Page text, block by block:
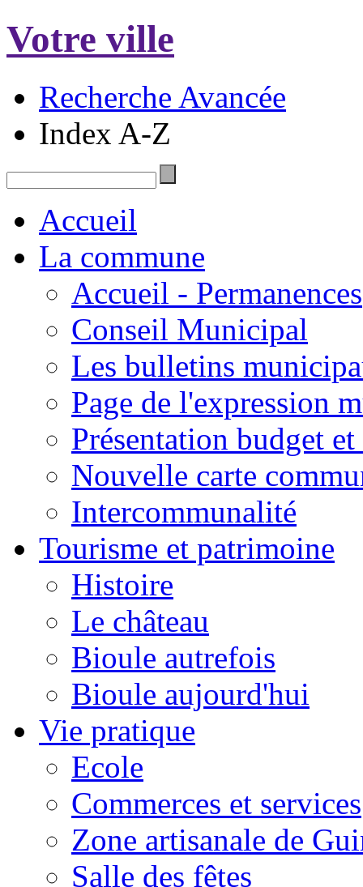
Votre ville
Recherche Avancée
Index A-Z
Accueil
La commune
Accueil - Permanences
Conseil Municipal
Les bulletins
Page de l'expression
Présentation budget
Nouvelle carte
Intercommunalité
Tourisme et patrimoine
Histoire
Le château
Bioule autrefois
Bioule aujourd'hui
Vie pratique
Ecole
Commerces et services
Zone artisanale de
Salle des fêtes